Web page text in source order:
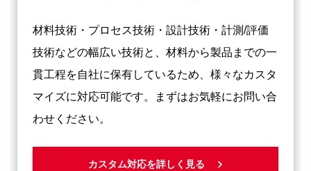
材料技術・プロセス技術・設計技術・計測/評価
技術などの幅広い技術と、材料から製品までの一
貫工程を自社に保有しているため、様々なカスタ
マイズに対応可能です。まずはお気軽にお問い合
わせください。
カスタム対応を詳しく見る